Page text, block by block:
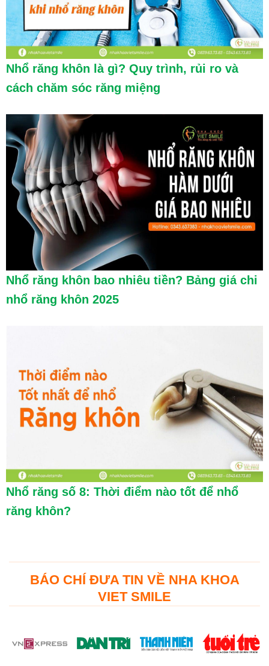
Nhổ răng khôn là gì? Quy trình, rủi ro và
cách chăm sóc răng miệng
Nhổ răng khôn bao nhiêu tiền? Bảng giá chi
nhổ răng khôn 2025
Nhổ răng số 8: Thời điểm nào tốt để nhổ
răng khôn?
BÁO CHÍ ĐƯA TIN VỀ NHA KHOA
VIET SMILE